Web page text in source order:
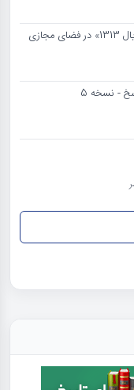
هشدار؛ مراقب «سکه ضرب تقلبی 5 ریال 1313» در فضای مجازی
- نسخه 5